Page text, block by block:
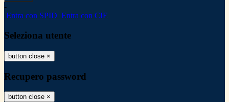
-
Entra con SPID Entra con CIE
Seleziona utente
button close ×
Recupero password
button close ×